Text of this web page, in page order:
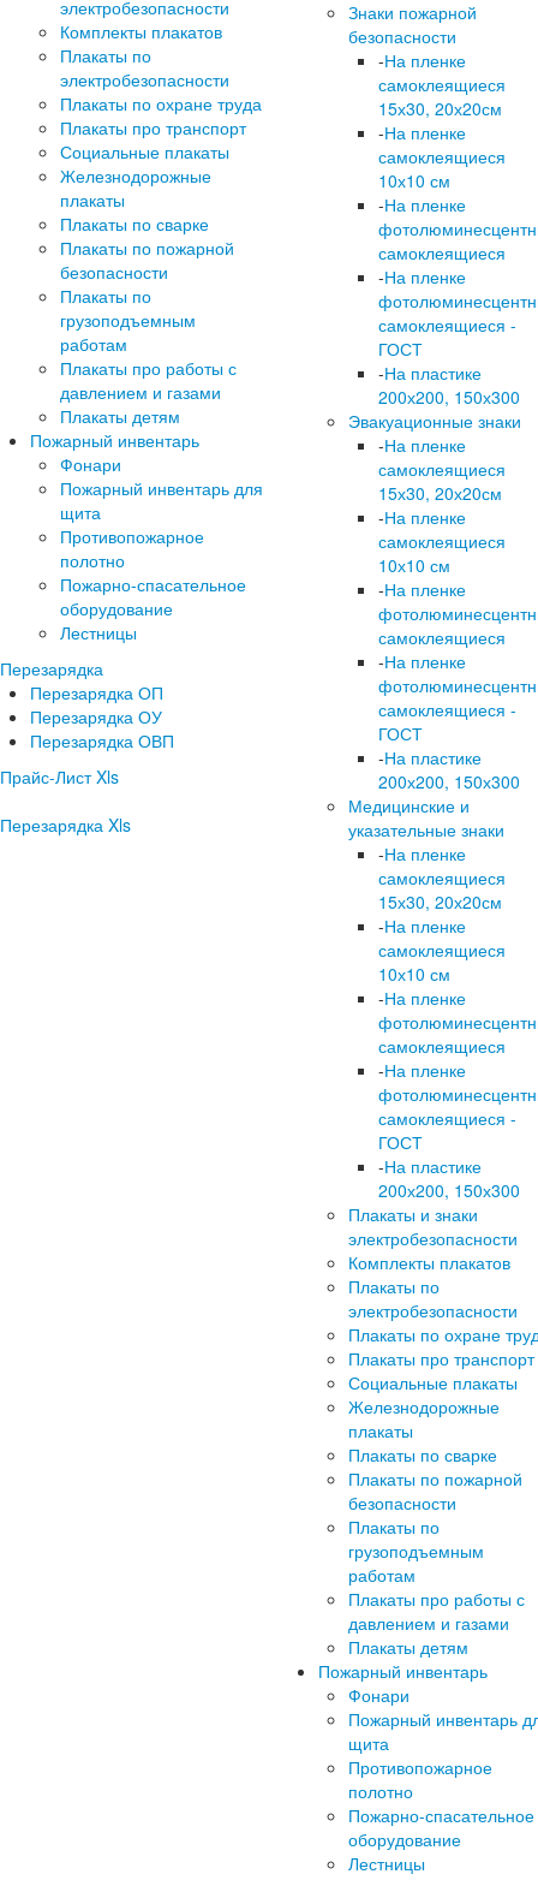
электробезопасности
Комплекты плакатов
Плакаты по
электробезопасности
Плакаты по охране труда
Плакаты про транспорт
Социальные плакаты
Железнодорожные
плакаты
Плакаты по сварке
Плакаты по пожарной
безопасности
Плакаты по
грузоподъемным
работам
Плакаты про работы с
давлением и газами
Плакаты детям
Пожарный инвентарь
Фонари
Пожарный инвентарь для
щита
Противопожарное
полотно
Пожарно-спасательное
оборудование
Лестницы
Перезарядка
Перезарядка ОП
Перезарядка ОУ
Перезарядка ОВП
Прайс-Лист Xls
Перезарядка Xls
Знаки пожарной
безопасности
-На пленке
самоклеящиеся
15х30, 20х20см
-На пленке
самоклеящиеся
10х10 см
-На пленке
самоклеящиеся
-На пленке
самоклеящиеся -
ГОСТ
-На пластике
200х200, 150х300
Эвакуационные знаки
-На пленке
самоклеящиеся
15х30, 20х20см
-На пленке
самоклеящиеся
10х10 см
-На пленке
самоклеящиеся
-На пленке
самоклеящиеся -
ГОСТ
-На пластике
200х200, 150х300
Медицинские и
указательные знаки
-На пленке
самоклеящиеся
15х30, 20х20см
-На пленке
самоклеящиеся
10х10 см
-На пленке
самоклеящиеся
-На пленке
самоклеящиеся -
ГОСТ
-На пластике
200х200, 150х300
Плакаты и знаки
электробезопасности
Комплекты плакатов
Плакаты по
электробезопасности
Плакаты по охране
Плакаты про транспорт
Социальные плакаты
Железнодорожные
плакаты
Плакаты по сварке
Плакаты по пожарной
безопасности
Плакаты по
грузоподъемным
работам
Плакаты про работы с
давлением и газами
Плакаты детям
Пожарный инвентарь
Фонари
Пожарный инвентарь
щита
Противопожарное
полотно
Пожарно-спасательное
оборудование
Лестницы